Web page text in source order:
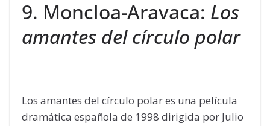
9. Moncloa-Aravaca: Los
amantes del círculo polar
Los amantes del círculo polar es una película
dramática española de 1998 dirigida por Julio